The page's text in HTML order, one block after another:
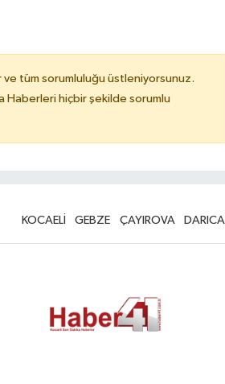
ve tüm sorumluluğu üstleniyorsunuz.
Haberleri hiçbir şekilde sorumlu
KOCAELİ GEBZE ÇAYIROVA DARICA